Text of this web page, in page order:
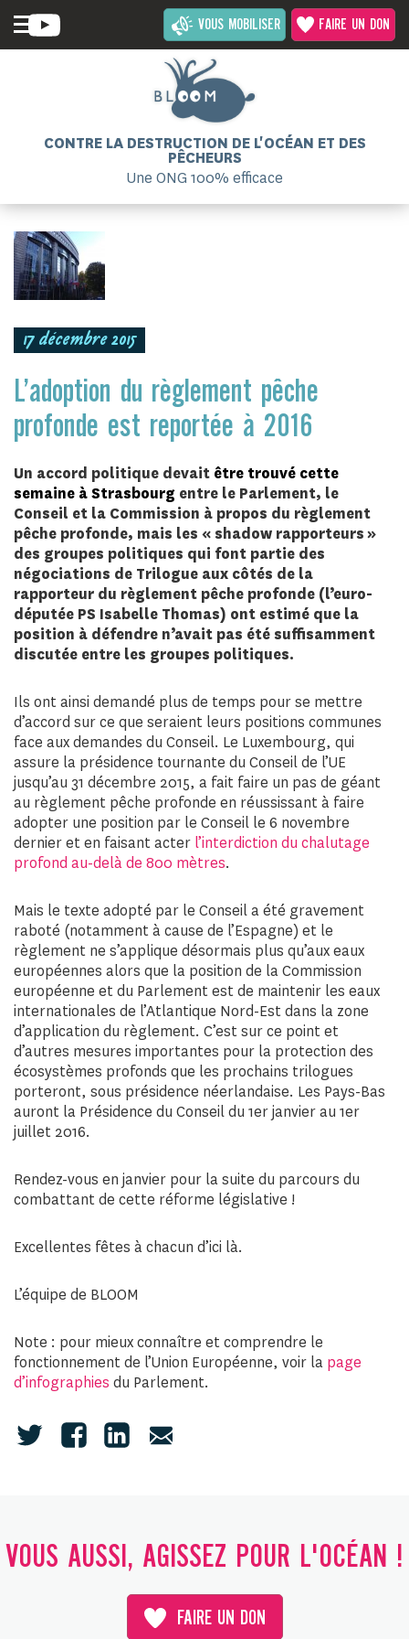
CONTRE LA DESTRUCTION DE L'OCÉAN ET DES
PÊCHEURS
Une ONG 100% efficace
VOUS MOBILISER FAIRE UN DON
17 décembre 2015
L’adoption du règlement pêche
profonde est reportée à 2016
Un accord politique devait être trouvé cette
semaine à Strasbourg entre le Parlement, le
Conseil et la Commission à propos du règlement
pêche profonde, mais les « shadow rapporteurs »
des groupes politiques qui font partie des
négociations de Trilogue aux côtés de la
rapporteur du règlement pêche profonde (l’euro-
députée PS Isabelle Thomas) ont estimé que la
position à défendre n’avait pas été suffisamment
discutée entre les groupes politiques.
Ils ont ainsi demandé plus de temps pour se mettre
d’accord sur ce que seraient leurs positions communes
face aux demandes du Conseil. Le Luxembourg, qui
assure la présidence tournante du Conseil de l’UE
jusqu’au 31 décembre 2015, a fait faire un pas de géant
au règlement pêche profonde en réussissant à faire
adopter une position par le Conseil le 6 novembre
dernier et en faisant acter l’interdiction du chalutage
profond au-delà de 800 mètres.
Mais le texte adopté par le Conseil a été gravement
raboté (notamment à cause de l’Espagne) et le
règlement ne s’applique désormais plus qu’aux eaux
européennes alors que la position de la Commission
européenne et du Parlement est de maintenir les eaux
internationales de l’Atlantique Nord-Est dans la zone
d’application du règlement. C’est sur ce point et
d’autres mesures importantes pour la protection des
écosystèmes profonds que les prochains trilogues
porteront, sous présidence néerlandaise. Les Pays-Bas
auront la Présidence du Conseil du 1er janvier au 1er
juillet 2016.
Rendez-vous en janvier pour la suite du parcours du
combattant de cette réforme législative !
Excellentes fêtes à chacun d’ici là.
L’équipe de BLOOM
Note : pour mieux connaître et comprendre le
fonctionnement de l’Union Européenne, voir la page
d’infographies du Parlement.
VOUS AUSSI, AGISSEZ POUR L'OCÉAN !
FAIRE UN DON